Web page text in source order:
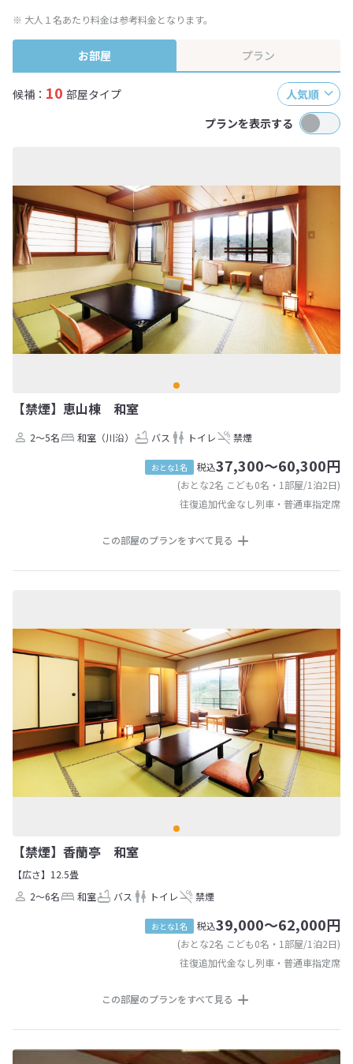
※ 大人１名あたり料金は参考料金となります。
お部屋 プラン
候補： 10 部屋タイプ
人気順
プランを表示する
【禁煙】恵山棟 和室
2～5名 和室（川沿） バス トイレ 禁煙
おとな1名 税込37,300～60,300円
(おとな2名 こども0名・1部屋/1泊2日)
往復追加代金なし列車・普通車指定席
この部屋のプランをすべて見る
【禁煙】香蘭亭 和室
【広さ】12.5畳
2～6名
和室 バス トイレ 禁煙
おとな1名 税込39,000～62,000円
(おとな2名 こども0名・1部屋/1泊2日)
往復追加代金なし列車・普通車指定席
この部屋のプランをすべて見る